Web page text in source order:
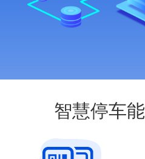
智慧停车